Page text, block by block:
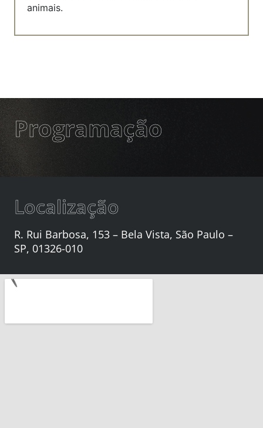
animais.
Programação
Localização
R. Rui Barbosa, 153 – Bela Vista, São Paulo –
SP, 01326-010